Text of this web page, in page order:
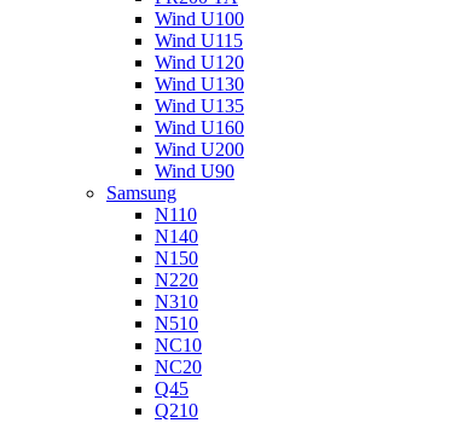
Wind U100
Wind U115
Wind U120
Wind U130
Wind U135
Wind U160
Wind U200
Wind U90
Samsung
N110
N140
N150
N220
N310
N510
NC10
NC20
Q45
Q210